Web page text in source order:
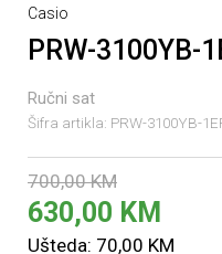
Casio
PRW-3100YB-
Ručni sat
Šifra artikla: PRW-3100YB-
700,00 KM
630,00 KM
Ušteda: 70,00 KM